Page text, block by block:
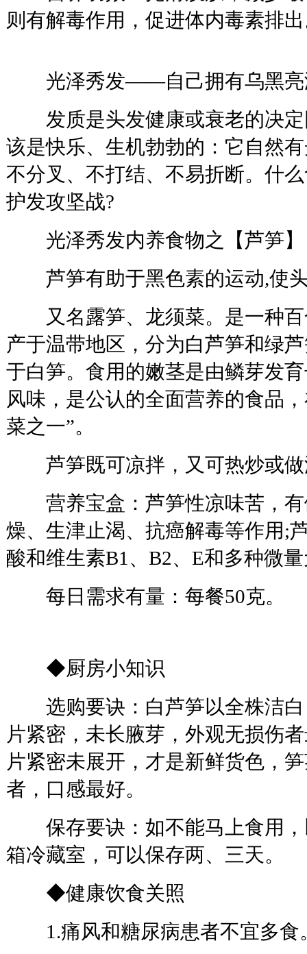
则有解毒作用，促进体内毒素排
光泽秀发——自己拥有乌黑亮
发质是头发健康或衰老的决定
该是快乐、生机勃勃的：它自然
不分叉、不打结、不易折断。什
护发攻坚战?
光泽秀发内养食物之【芦笋】
芦笋有助于黑色素的运动,使
又名露笋、龙须菜。是一种百
产于温带地区，分为白芦笋和绿
于白笋。食用的嫩茎是由鳞芽发
风味，是公认的全面营养的食品
菜之一”。
芦笋既可凉拌，又可热炒或做
营养宝盒：芦笋性凉味苦，有
燥、生津止渴、抗癌解毒等作用;
酸和维生素B1、B2、E和多种微
每日需求有量：每餐50克。
◆厨房小知识
选购要诀：白芦笋以全株洁白
片紧密，未长腋芽，外观无损伤
片紧密未展开，才是新鲜货色，
者，口感最好。
保存要诀：如不能马上食用，
箱冷藏室，可以保存两、三天。
◆健康饮食关照
1.痛风和糖尿病患者不宜多食